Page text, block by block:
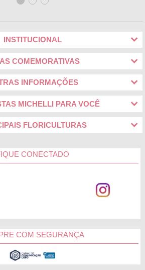
INSTITUCIONAL
COMEMORATIVAS
INFORMAÇÕES
MICHELLI PARA VOCÊ
FLORICULTURAS
CONECTADO
COM SEGURANÇA